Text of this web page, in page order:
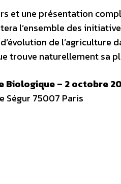
et une présentation
l’ensemble des
de l’agriculture
trouve naturellement sa
Biologique – 2 octobre
Ségur 75007 Paris